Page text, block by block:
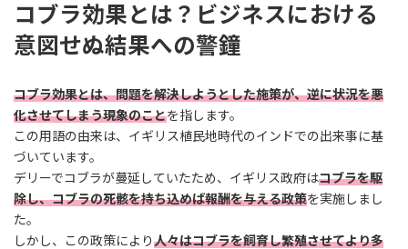
新
日
時
コブラ効果とは？ビジネスにおける
意図せぬ結果への警鐘
コブラ効果とは、問題を解決しようとした施策が、逆に状況を悪
化させてしまう現象のことを指します。
この用語の由来は、イギリス植民地時代のインドでの出来事に基
づいています。
デリーでコブラが蔓延していたため、イギリス政府はコブラを駆
除し、コブラの死骸を持ち込めば報酬を与える政策を実施しまし
た。
しかし、この政策により人々はコブラを飼育し繁殖させてより多